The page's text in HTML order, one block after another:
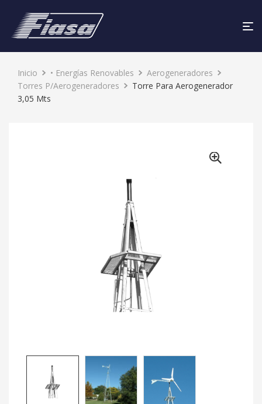
Inicio • Energías Renovables
Aerogeneradores
Torres P/Aerogeneradores
Torre Para Aerogenerador
3,05 Mts